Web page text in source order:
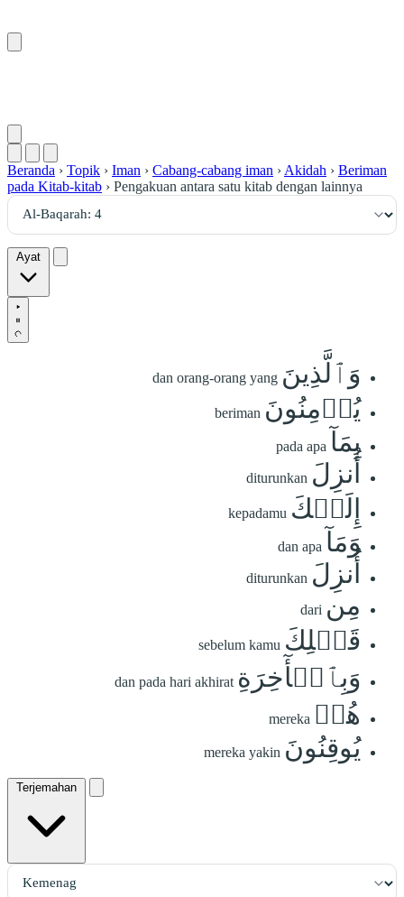
Beranda › Topik › Iman › Cabang-cabang iman › Akidah › Beriman
pada Kitab-kitab › Pengakuan antara satu kitab dengan lainnya
Ayat
وَٱلَّذِينَ dan orang-orang yang
يُؤۡمِنُونَ beriman
بِمَآ pada apa
أُنزِلَ diturunkan
إِلَيۡكَ kepadamu
وَمَآ dan apa
أُنزِلَ diturunkan
مِن dari
قَبۡلِكَ sebelum kamu
وَبِٱلۡأٓخِرَةِ dan pada hari akhirat
هُمۡ mereka
يُوقِنُونَ mereka yakin
Terjemahan